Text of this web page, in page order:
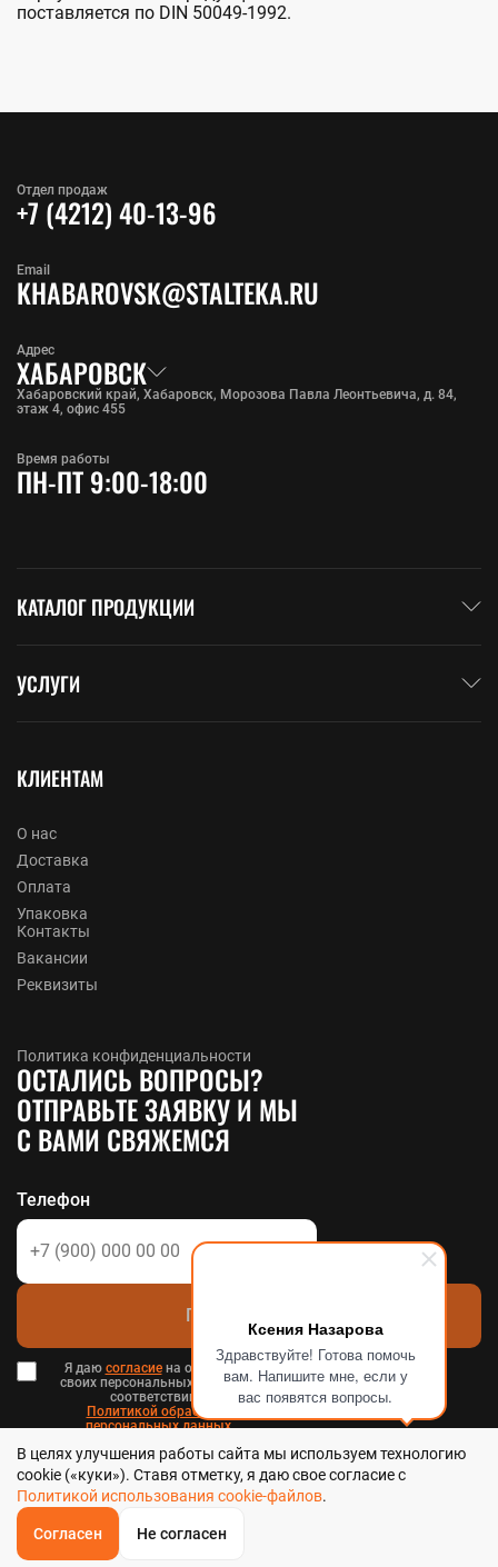
Ксения Назарова
Здравствуйте! Готова помочь
вам. Напишите мне, если у
вас появятся вопросы.
ОБРАТНЫЙЗВОНОК
поставляется по DIN 50049-1992.
Отдел продаж
+7 (4212) 40-13-96
Адрес
ХАБАРОВСК
Хабаровский край, Хабаровск, Морозова Павла Леонтьевича, д. 84,
этаж 4, офис 455
Email
KHABAROVSK@STALTEKA.RU
Время работы
ПН-ПТ 9:00-18:00
КАТАЛОГ ПРОДУКЦИИ
УСЛУГИ
КЛИЕНТАМ
О нас
Доставка
Оплата
Упаковка
Контакты
Вакансии
Реквизиты
Политика конфиденциальности
ОСТАЛИСЬ ВОПРОСЫ?
ОТПРАВЬТЕ ЗАЯВКУ И МЫ
С ВАМИ СВЯЖЕМСЯ
Телефон
Позвоните мне
Я даю согласиена обработку
своих персональных данных в
соответствии с
Политикой обработки
персональных данных
Пользовательским соглашением .
Стальтека - библиотека стальных решений в Хабаровске, 2026
Главная
В целях улучшения работы сайта мы используем технологию
cookie («куки»). Ставя отметку, я даю свое согласие с
Политикой использования cookie-файлов.
Согласен Не согласен